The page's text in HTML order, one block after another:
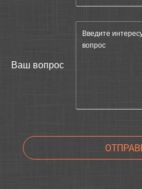
Ваш вопрос